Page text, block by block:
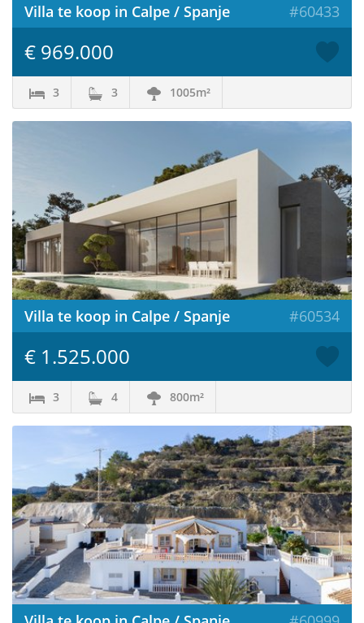
Villa te koop in Calpe / Spanje #60433
€ 969.000
3 3 1005m²
Villa te koop in Calpe / Spanje #60534
€ 1.525.000
3 4 800m²